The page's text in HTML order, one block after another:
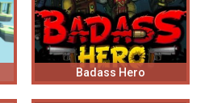
Badass Hero